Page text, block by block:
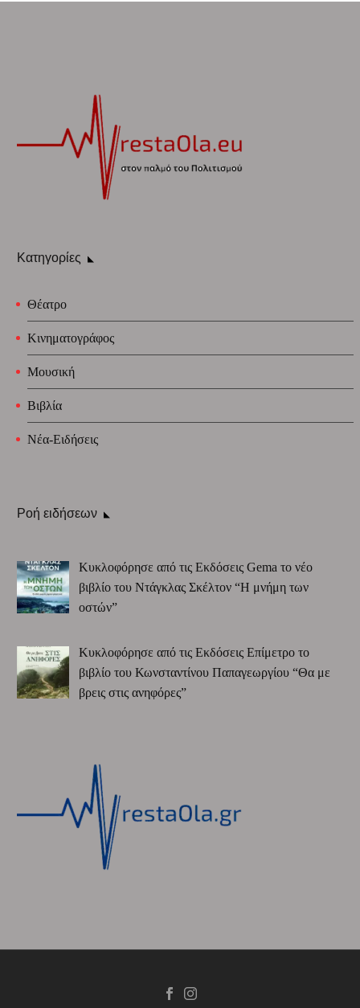
Κατηγορίες
Θέατρο
Κινηματογράφος
Μουσική
Βιβλία
Νέα-Ειδήσεις
Ροή ειδήσεων
Κυκλοφόρησε από τις Εκδόσεις Gema το νέο
βιβλίο του Ντάγκλας Σκέλτον “Η μνήμη των
οστών”
Κυκλοφόρησε από τις Εκδόσεις Επίμετρο το
βιβλίο του Κωνσταντίνου Παπαγεωργίου “Θα με
βρεις στις ανηφόρες”